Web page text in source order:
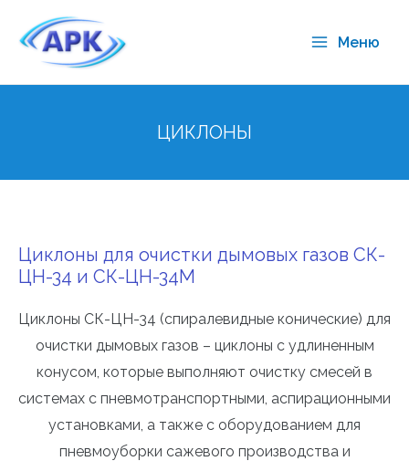
Меню
ЦИКЛОНЫ
Циклоны для очистки дымовых газов СК-
ЦН-34 и СК-ЦН-34М
Циклоны СК-ЦН-34 (спиралевидные конические) для
очистки дымовых газов – циклоны с удлиненным
конусом, которые выполняют очистку смесей в
системах с пневмотранспортными, аспирационными
установками, а также с оборудованием для
пневмоуборки сажевого производства и